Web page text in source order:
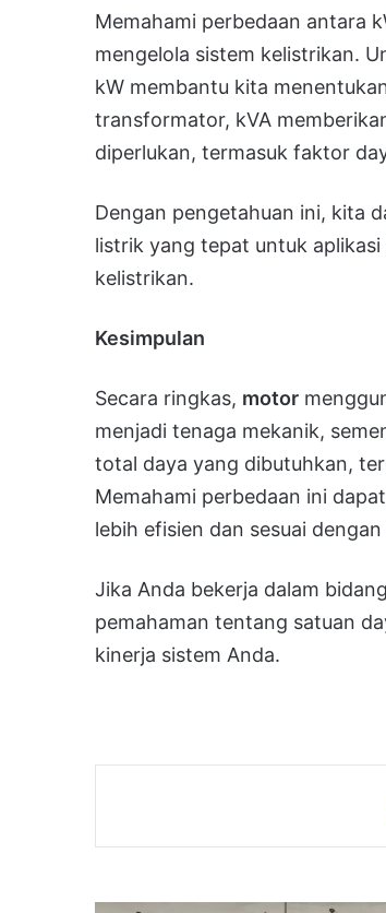
Memahami perbedaan antara
mengelola sistem kelistrikan.
kW membantu kita
transformator, kVA
diperlukan, termasuk faktor
Dengan pengetahuan ini, kita
listrik yang tepat untuk
kelistrikan.
Kesimpulan
Secara ringkas, motor
menjadi tenaga mekanik,
total daya yang dibutuhkan,
Memahami perbedaan ini
lebih efisien dan sesuai
Jika Anda bekerja dalam
pemahaman tentang satuan
kinerja sistem Anda.